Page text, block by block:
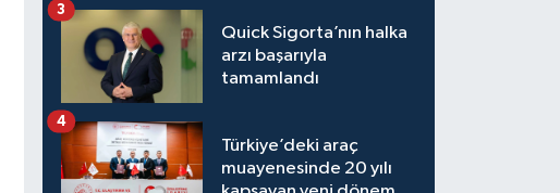
Quick Sigorta’nın halka
arzı başarıyla
tamamlandı
3
Türkiye’deki araç
muayenesinde 20 yılı
4